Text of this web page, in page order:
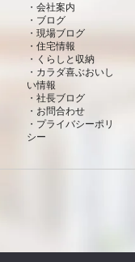
会社案内
ブログ
現場ブログ
住宅情報
くらしと収納
カラダ喜ぶおいし
い情報
社長ブログ
お問合わせ
プライバシーポリ
シー